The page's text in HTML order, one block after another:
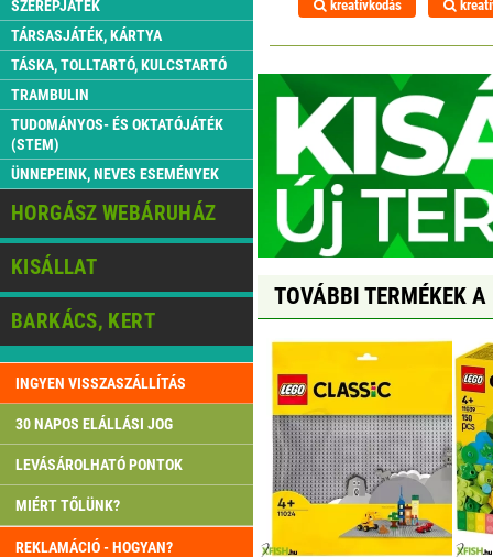
SZEREPJÁTÉK
TÁRSASJÁTÉK, KÁRTYA
TÁSKA, TOLLTARTÓ, KULCSTARTÓ
TRAMBULIN
TUDOMÁNYOS- ÉS OKTATÓJÁTÉK
(STEM)
ÜNNEPEINK, NEVES ESEMÉNYEK
HORGÁSZ WEBÁRUHÁZ
KISÁLLAT
BARKÁCS, KERT
INGYEN VISSZASZÁLLÍTÁS
30 NAPOS ELÁLLÁSI JOG
LEVÁSÁROLHATÓ PONTOK
MIÉRT TŐLÜNK?
REKLAMÁCIÓ - HOGYAN?
kreatívkodás
TOVÁBBI TERMÉKEK